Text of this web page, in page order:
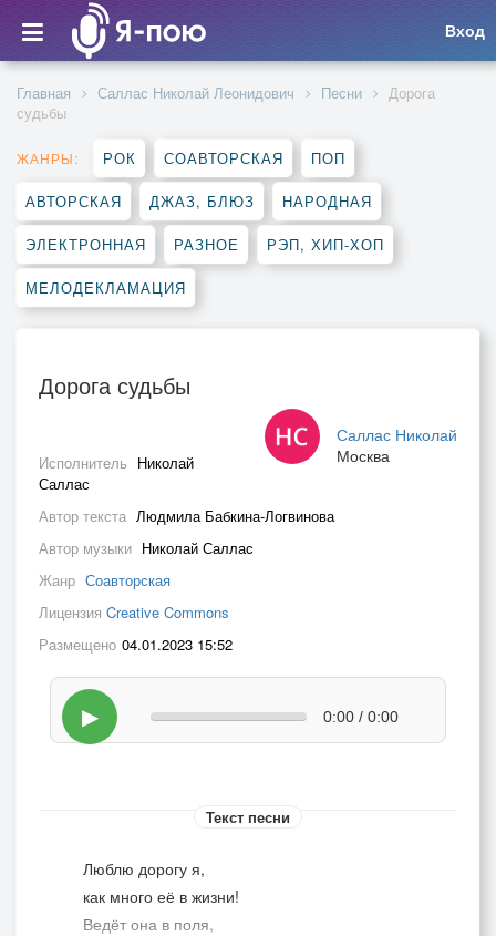
Вход
Главная Саллас Николай Леонидович Песни
Дорога
судьбы
ЖАНРЫ: РОК СОАВТОРСКАЯ ПОП
АВТОРСКАЯ ДЖАЗ, БЛЮЗ НАРОДНАЯ
ЭЛЕКТРОННАЯ РАЗНОЕ РЭП, ХИП-ХОП
МЕЛОДЕКЛАМАЦИЯ
Дорога судьбы
Саллас Николай
Москва
Исполнитель Николай
Саллас
Автор текста Людмила Бабкина-Логвинова
Автор музыки Николай Саллас
Жанр Соавторская
Лицензия Creative Commons
Размещено 04.01.2023 15:52
▶ 0:00 / 0:00
Текст песни
Люблю дорогу я,
как много её в жизни!
Ведёт она в поля,